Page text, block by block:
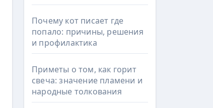
Почему кот писает где
попало: причины, решения
и профилактика
Приметы о том, как горит
свеча: значение пламени и
народные толкования